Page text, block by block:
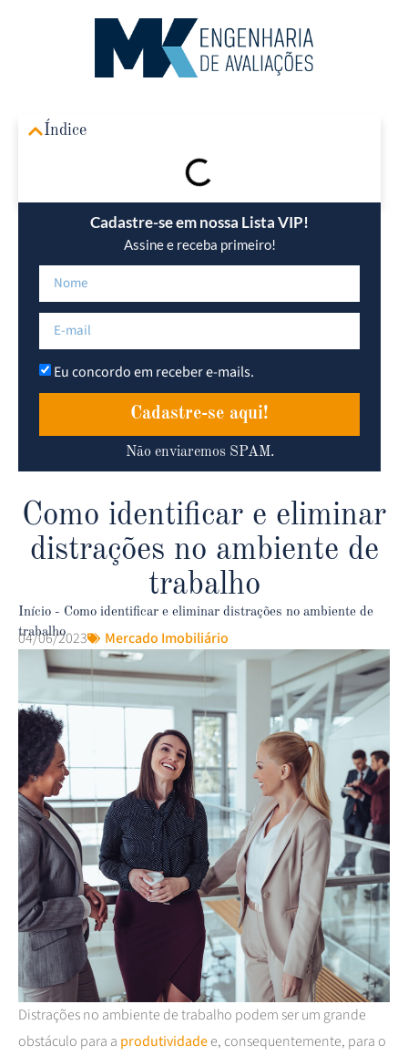
Índice
Cadastre-se em nossa Lista VIP!
Assine e receba primeiro!
Eu concordo em receber e-mails.
Cadastre-se aqui!
Não enviaremos SPAM.
Como identificar e eliminar
distrações no ambiente de
trabalho
Início - Como identificar e eliminar distrações no ambiente de
trabalho
04/06/2023 Mercado Imobiliário
Distrações no ambiente de trabalho podem ser um grande
obstáculo para a produtividadee, consequentemente, para o